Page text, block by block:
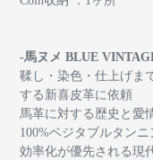
-馬ヌメ BLUE
鞣し・染色・仕上げま
する新喜皮革に依頼
馬革に対する歴史と愛
100%ベジタブルタンニ
効率化が優先される現